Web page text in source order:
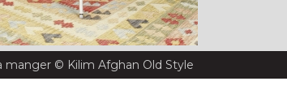
manger © Kilim Afghan Old Style